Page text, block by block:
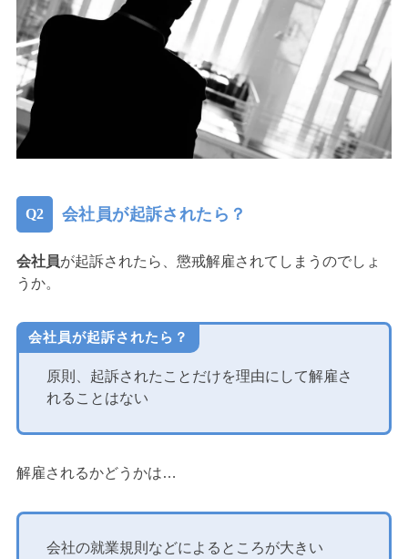
会社員が起訴されたら？
会社員が起訴されたら、懲戒解雇されてしまうのでしょ
うか。
会社員が起訴されたら？
原則、起訴されたことだけを理由にして解雇さ
れることはない
解雇されるかどうかは…
会社の就業規則などによるところが大きい